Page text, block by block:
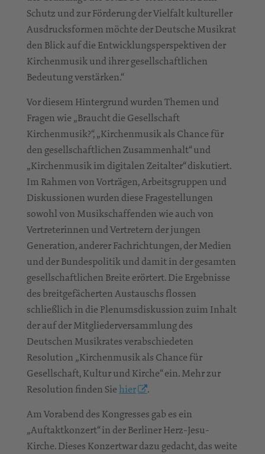
Schutz und zur Förderung der Vielfalt kultureller
Ausdrucksformen möchte der Deutsche Musikrat
den Blick auf die Entwicklungsperspektiven der
Kirchenmusik und ihrer gesellschaftlichen
Bedeutung verstärken.“
Vor diesem Hintergrund wurden Themen und
Fragen wie „Braucht die Gesellschaft
Kirchenmusik?“, „Kirchenmusik als Chance für
den gesellschaftlichen Zusammenhalt“ und
„Kirchenmusik im digitalen Zeitalter“ diskutiert.
Im Rahmen von Vorträgen, Arbeitsgruppen und
Diskussionen wurden diese Fragestellungen
sowohl von Musikschaffenden wie auch von
Vertreterinnen und Vertretern der jungen
Generation, anderer Fachrichtungen, der Medien
und der Bundespolitik und damit in der gesamten
gesellschaftlichen Breite erörtert. Die Ergebnisse
des breitgefächerten Austauschs flossen
schließlich in die Plenumsdiskussion zuim Inhalt
der auf der Mitgliederversammlung des
Deutschen Musikrates verabschiedeten
Resolution „Kirchenmusik als Chance für
Gesellschaft, Kultur und Kirche“ ein. Mehr zur
Resolution finden Siehier
.
Am Vorabend des Kongresses gab es ein
„Auftaktkonzert“ in der Berliner Herz-Jesu-
Kirche. Dieses Konzertwar dazu gedacht, das weite